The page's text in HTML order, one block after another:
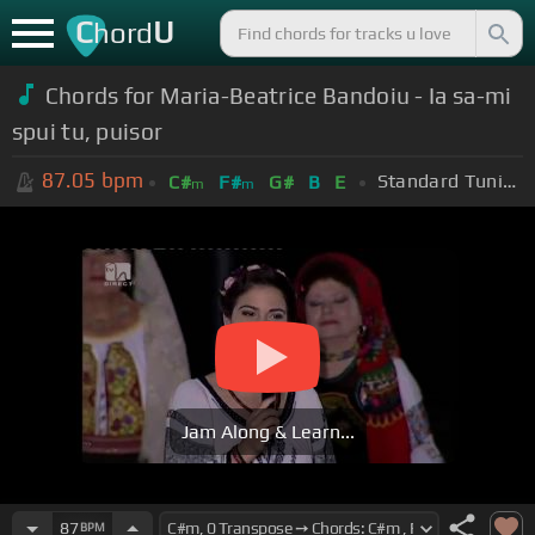
ChordU
Chords for Maria-Beatrice Bandoiu - Ia sa-mi
spui tu, puisor
87.05 bpm C#m F#m G# B E Standard Tuning (EADGBE)
Jam Along & Learn...
87BPM